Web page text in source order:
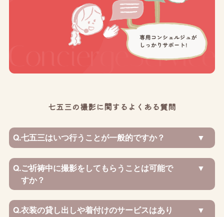
七五三の撮影に関するよくある質問
Q.七五三はいつ行うことが一般的ですか？
Q.ご祈祷中に撮影をしてもらうことは可能で
すか？
Q.衣装の貸し出しや着付けのサービスはあり